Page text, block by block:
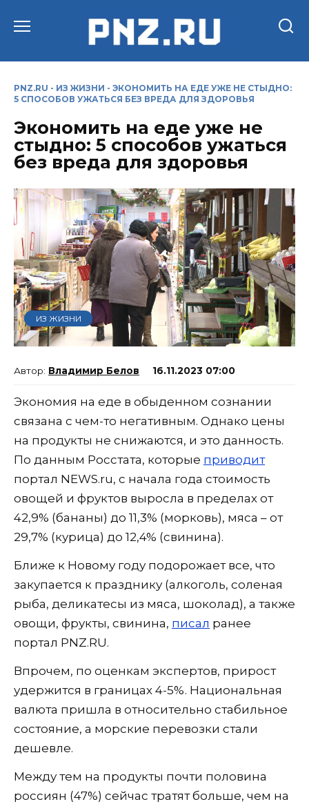
PNZ.RU - ИЗ ЖИЗНИ - ЭКОНОМИТЬ НА ЕДЕ УЖЕ НЕ СТЫДНО:
5 СПОСОБОВ УЖАТЬСЯ БЕЗ ВРЕДА ДЛЯ ЗДОРОВЬЯ
Экономить на еде уже не
стыдно: 5 способов ужаться
без вреда для здоровья
ИЗ ЖИЗНИ
Владимир Белов 16.11.2023 07:00
Экономия на еде в обыденном сознании
связана с чем-то негативным. Однако цены
на продукты не снижаются, и это данность.
По данным Росстата, которые приводит
портал NEWS.ru, с начала года стоимость
овощей и фруктов выросла в пределах от
42,9% (бананы) до 11,3% (морковь), мяса – от
29,7% (курица) до 12,4% (свинина).
Ближе к Новому году подорожает все, что
закупается к празднику (алкоголь, соленая
рыба, деликатесы из мяса, шоколад), а также
овощи, фрукты, свинина, писал ранее
портал PNZ.RU.
Впрочем, по оценкам экспертов, прирост
удержится в границах 4-5%. Национальная
валюта пришла в относительно стабильное
состояние, а морские перевозки стали
дешевле.
Между тем на продукты почти половина
россиян (47%) сейчас тратят больше, чем на